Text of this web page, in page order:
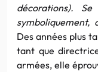
décorations).
symboliquement,
Des années plus
tant que
armées, elle